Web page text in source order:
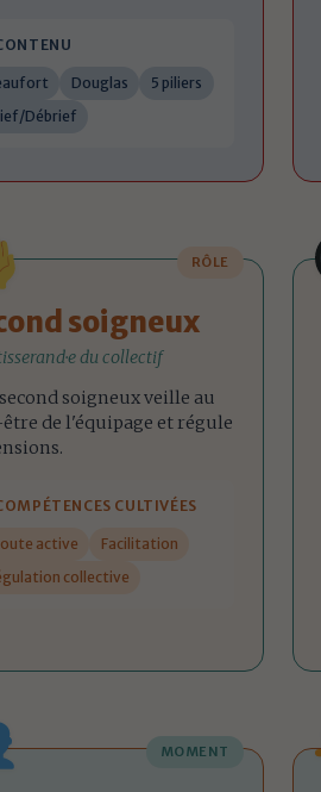
Douglas
5 piliers
Débrief
RÔLE
soigneux
du collectif
second soigneux veille au
de l'équipage et régule
CULTIVÉES
active
Facilitation
collective
MOMENT